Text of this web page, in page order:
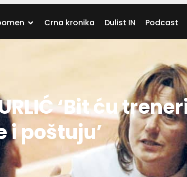
Crna kronika Dulist IN Podcast
‘Bit ću
i poštuju’